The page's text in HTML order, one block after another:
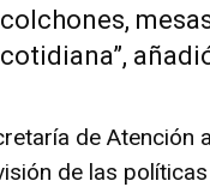
colchones,
cotidiana”,
de Atención
de las